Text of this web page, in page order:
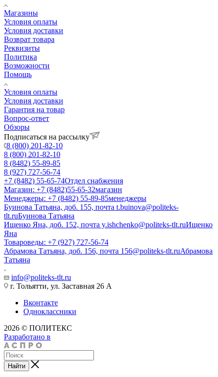
Магазины
Условия оплаты
Условия доставки
Возврат товара
Реквизиты
Политика
Возможности
Помощь
Условия оплаты
Условия доставки
Гарантия на товар
Вопрос-ответ
Обзоры
Подписаться на рассылку
8 (800) 201-82-10
8 (800) 201-82-10
8 (8482) 55-89-85
8 (927) 727-56-74
+7 (8482) 55-65-74Отдел снабжения
Магазин: +7 (8482)55-65-32магазин
Менеджеры: +7 (8482) 55-89-85менеджеры
Буинова Татьяна, доб. 155, почта t.buinova@politeks-
tlt.ruБуинова Татьяна
Ищенко Яна, доб. 152, почта y.ishchenko@politeks-tlt.ruИщенко
Яна
Товароведы: +7 (927) 727-56-74
Абрамова Татьяна, доб. 156, почта 156@politeks-tlt.ruАбрамова
Татьяна
info@politeks-tlt.ru
г. Тольятти, ул. Заставная 26 А
Вконтакте
Одноклассники
2026 © ПОЛИТЕКС
Разработано в
Найти